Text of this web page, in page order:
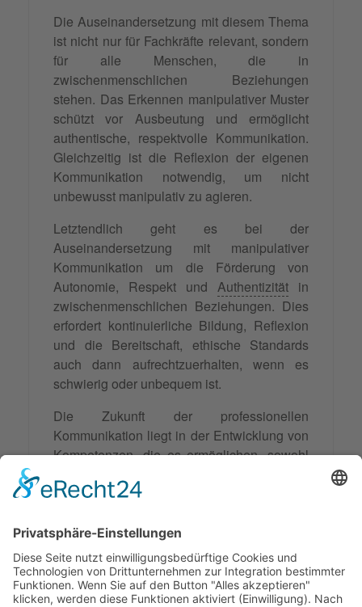
Die Auseinandersetzung mit diesem Thema
ist nicht nur für Fachkräfte relevant, sondern
für alle Menschen, die in
zwischenmenschlichen Beziehungen
stehen. Das Erkennen manipulativer Muster
schützt vor Ausbeutung und ermöglicht
authentische, respektvolle Kommunikation.
Gleichzeitig ist die Reflexion der eigenen
Kommunikation notwendig, um nicht
unbewusst manipulativ zu agieren.
Letztendlich geht es bei der
Auseinandersetzung mit manipulativer
Kommunikation um die Förderung von
Autonomie, Respekt und Authentizität in
zwischenmenschlichen Beziehungen. Dies
erfordert kontinuierliche Bildung, Reflexion
und die Bereitschaft, ethische Standards
auch dann aufrechtzuerhalten, wenn es
schwierig oder unbequem ist.
Die Zukunft der professionellen
Kommunikation liegt in der Entwicklung von
Kompetenzen, die es ermöglichen, sowohl
selbst integer und respektvoll zu
die Qualität menschlicher Beziehungen und
die Grundlage für eine Gesellschaft, die auf
Vertrauen und gegenseitigem Respekt
basiert.